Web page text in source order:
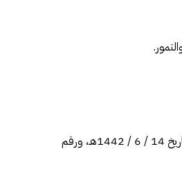
على المحضرين رقم (626) وتاريخ 7 / 5 / 1441هـ، ورقم (1180) وتاريخ 29 / 8 / 1441هـ، والمذكرات رقم (914) وتاريخ 3 / 11 / 1441هـ، ورقم (975) وتاريخ 14 / 6 / 1442هـ، ورقم